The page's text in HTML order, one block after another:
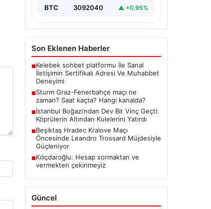
BTC 3092040 ▲ +0.95%
Son Eklenen Haberler
■Kelebek sohbet platformu İle Sanal
İletişimin Sertifikalı Adresi Ve Muhabbet
Deneyimi
■Sturm Graz-Fenerbahçe maçı ne
zaman? Saat kaçta? Hangi kanalda?
■İstanbul Boğazı’ndan Dev Bir Vinç Geçti:
Köprülerin Altından Kulelerini Yatırdı
■Beşiktaş Hradec Kralove Maçı
Öncesinde Leandro Trossard Müjdesiyle
Güçleniyor
■Kılıçdaroğlu: Hesap sormaktan ve
vermekten çekinmeyiz
Güncel